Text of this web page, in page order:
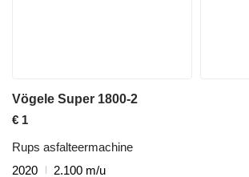
Vögele Super 1800-2
€ 1
Rups asfalteermachine
2020
2.100 m/u